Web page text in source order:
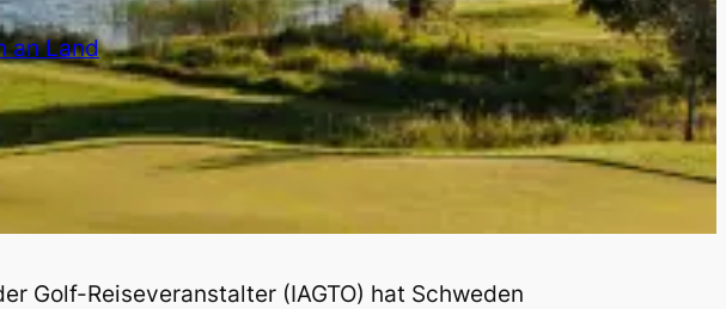
an Land
Golf-Reiseveranstalter (IAGTO) hat Schweden